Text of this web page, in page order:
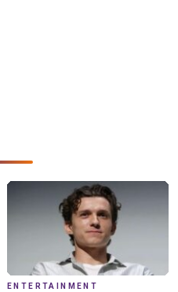
ENTERTAINMENT